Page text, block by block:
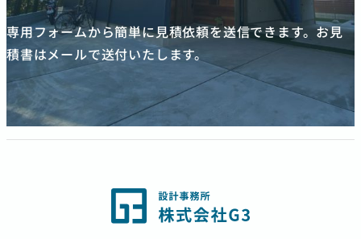
専用フォームから簡単に見積依頼を送信できます。お見
積書はメールで送付いたします。